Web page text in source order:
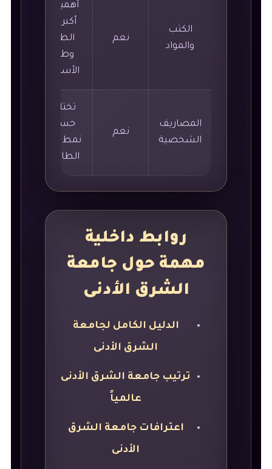
الكتب
والمواد
نعم
أهميتها
أكبر في
الطب
وطب
الأسنان.
المصاريف
الشخصية
نعم
تختلف
حسب
نمط حياة
الطالب.
روابط داخلية
مهمة حول جامعة
الشرق الأدنى
الدليل الكامل لجامعة
الشرق الأدنى
ترتيب جامعة الشرق الأدنى
عالمياً
اعترافات جامعة الشرق
الأدنى